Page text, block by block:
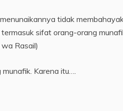
tidak
Rasail)
Karena itu….